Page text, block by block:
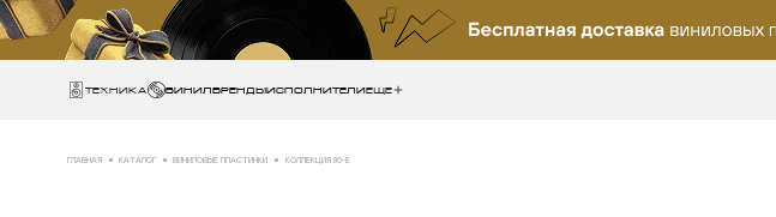
Техника ВИНИЛБРЕНДЫИСПОЛНИТЕЛИЕще
ГЛАВНАЯ КАТАЛОГ ВИНИЛОВЫЕ ПЛАСТИНКИ КОЛЛЕКЦИЯ 80-E